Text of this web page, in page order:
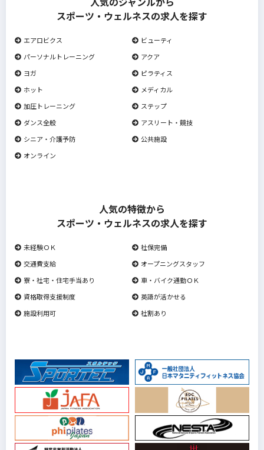
スポーツ・ウェルネスの求人を探す
エアロビクス
ビューティ
パーソナルトレーニング
アクア
ヨガ
ピラティス
ホット
メディカル
加圧トレーニング
ステップ
ダンス全般
アスリート・競技
シニア・介護予防
公共施設
オンライン
人気の特徴から
スポーツ・ウェルネスの求人を探す
未経験ＯＫ
社保完備
交通費支給
オープニングスタッフ
寮・社宅・住宅手当あり
車・バイク通勤ＯＫ
資格取得支援制度
英語が活かせる
施設利用可
社割あり